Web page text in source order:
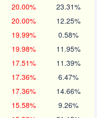
20.00% 23.31%
20.00% 12.25%
19.99% 0.58%
19.98% 11.95%
17.51% 11.39%
17.36% 6.47%
17.36% 14.66%
15.58% 9.26%